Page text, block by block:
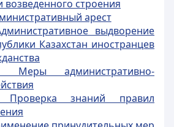
возведенного строения
арест
выдворение
Казахстан иностранцев
Меры административно-
Проверка знаний правил